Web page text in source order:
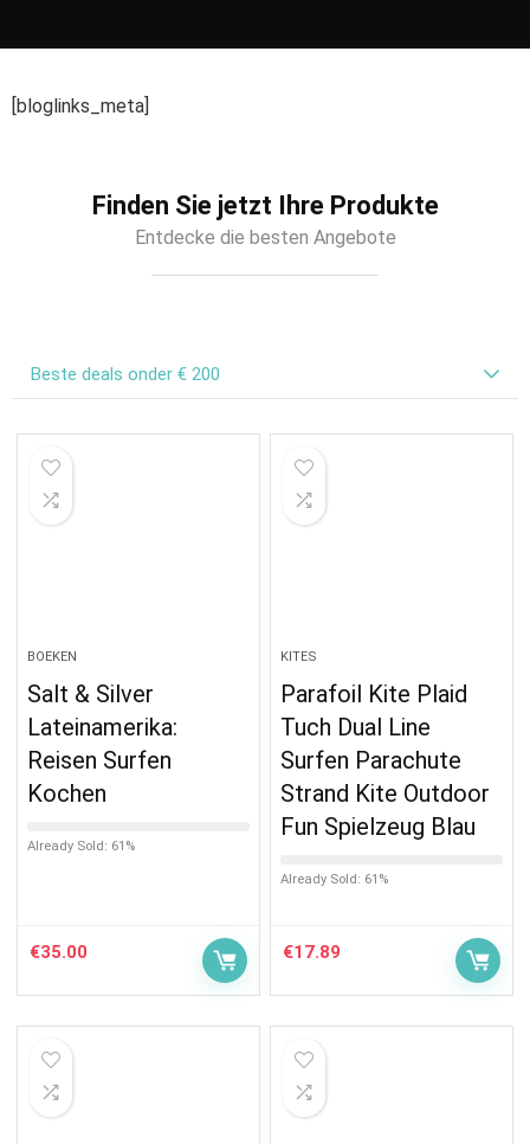
[bloglinks_meta]
Finden Sie jetzt Ihre Produkte
Entdecke die besten Angebote
Beste deals onder € 200
BOEKEN
Salt & Silver
Lateinamerika:
Reisen Surfen
Kochen
Already Sold: 61%
€35.00
KITES
Parafoil Kite Plaid
Tuch Dual Line
Surfen Parachute
Strand Kite Outdoor
Fun Spielzeug Blau
Already Sold: 61%
€17.89